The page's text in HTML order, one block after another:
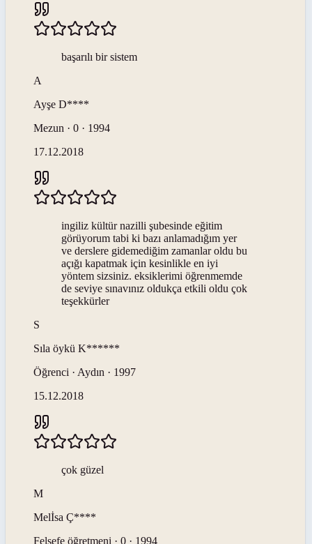
başarılı bir sistem
A
Ayşe D****
Mezun · 0 · 1994
17.12.2018
ingiliz kültür nazilli şubesinde eğitim
görüyorum tabi ki bazı anlamadığım yer
ve derslere gidemediğim zamanlar oldu bu
açığı kapatmak için kesinlikle en iyi
yöntem sizsiniz. eksiklerimi öğrenmemde
de seviye sınavınız oldukça etkili oldu çok
teşekkürler
S
Sıla öykü K******
Öğrenci · Aydın · 1997
15.12.2018
çok güzel
M
Melİsa Ç****
Felsefe öğretmeni · 0 · 1994